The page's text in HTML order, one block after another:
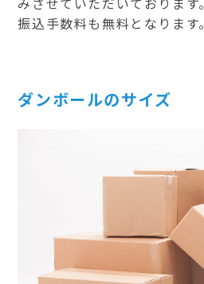
振込手数料も無料となります。
ダンボールのサイズ